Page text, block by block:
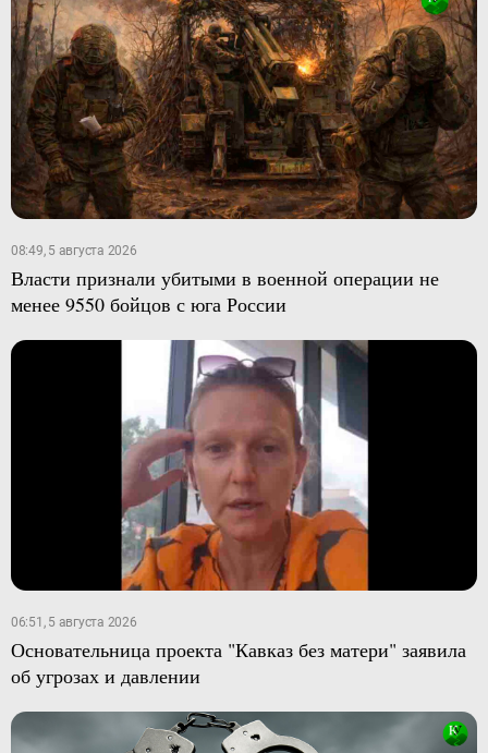
08:49, 5 августа 2026
Власти признали убитыми в военной операции не
менее 9550 бойцов с юга России
06:51, 5 августа 2026
Основательница проекта "Кавказ без матери" заявила
об угрозах и давлении